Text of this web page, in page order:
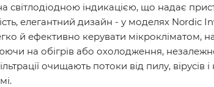
світлодіодною індикацією, що надає
елегантний дизайн - у моделях Nordic
й ефективно керувати мікрокліматом,
на обігрів або охолодження,
очищають потоки від пилу,